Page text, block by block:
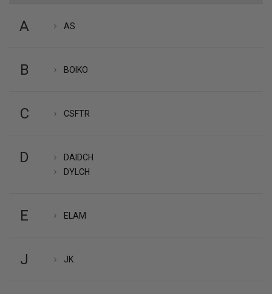
A AS
B BOIKO
C CSFTR
D
DAIDCH
DYLCH
E ELAM
J JK